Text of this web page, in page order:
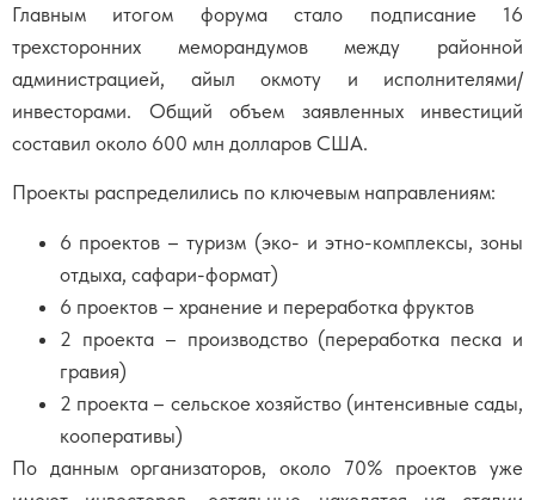
Главным итогом форума стало подписание 16
трехсторонних меморандумов между районной
администрацией, айыл окмоту и исполнителями/
инвесторами. Общий объем заявленных инвестиций
составил около 600 млн долларов США.
Проекты распределились по ключевым направлениям:
6 проектов – туризм (эко- и этно-комплексы, зоны
отдыха, сафари-формат)
6 проектов – хранение и переработка фруктов
2 проекта – производство (переработка песка и
гравия)
2 проекта – сельское хозяйство (интенсивные сады,
кооперативы)
По данным организаторов, около 70% проектов уже